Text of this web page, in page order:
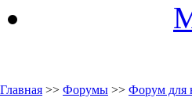
Главная >> Форумы >> Форум для